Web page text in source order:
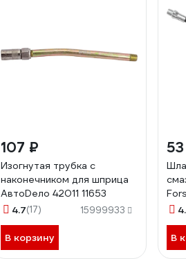
107 ₽
Изогнутая трубка с
наконечником для шприца
АвтоDело 42011 11653
4.7(17) 15999933
В корзину В